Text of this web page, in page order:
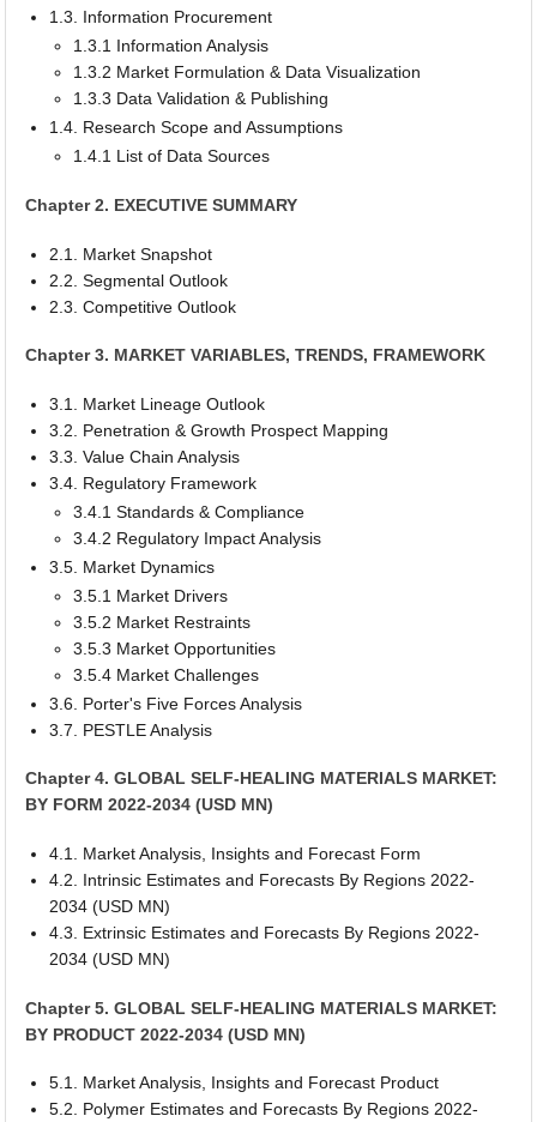
1.3. Information Procurement
1.3.1 Information Analysis
1.3.2 Market Formulation & Data Visualization
1.3.3 Data Validation & Publishing
1.4. Research Scope and Assumptions
1.4.1 List of Data Sources
Chapter 2. EXECUTIVE SUMMARY
2.1. Market Snapshot
2.2. Segmental Outlook
2.3. Competitive Outlook
Chapter 3. MARKET VARIABLES, TRENDS, FRAMEWORK
3.1. Market Lineage Outlook
3.2. Penetration & Growth Prospect Mapping
3.3. Value Chain Analysis
3.4. Regulatory Framework
3.4.1 Standards & Compliance
3.4.2 Regulatory Impact Analysis
3.5. Market Dynamics
3.5.1 Market Drivers
3.5.2 Market Restraints
3.5.3 Market Opportunities
3.5.4 Market Challenges
3.6. Porter's Five Forces Analysis
3.7. PESTLE Analysis
Chapter 4. GLOBAL SELF-HEALING MATERIALS MARKET:
BY FORM 2022-2034 (USD MN)
4.1. Market Analysis, Insights and Forecast Form
4.2. Intrinsic Estimates and Forecasts By Regions 2022-
2034 (USD MN)
4.3. Extrinsic Estimates and Forecasts By Regions 2022-
2034 (USD MN)
Chapter 5. GLOBAL SELF-HEALING MATERIALS MARKET:
BY PRODUCT 2022-2034 (USD MN)
5.1. Market Analysis, Insights and Forecast Product
5.2. Polymer Estimates and Forecasts By Regions 2022-